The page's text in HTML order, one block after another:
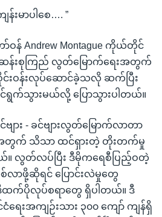
းမာပါစေ…. ”
န် Andrew Montague ကိုယ်တိုင်
ာင်ဆန်းစုကြည် လွတ်မြောက်ရေးအတွက်
ဝန်းလုပ်ဆောင်ခဲ့သလို ဆက်ပြီး
င်ရွက်သွားမယ်လို့ ပြောသွားပါတယ်။
ျား - ခင်ဗျားလွတ်မြောက်လာတာ
အတွက် သိသာ ထင်ရှားတဲ့ တိုးတက်မှု
ယ်။ လွတ်လပ်ပြီး ဒီမိုကရေစီပြည့်ဝတဲ့
စ်လာဖို့ဆိုရင် ပြောင်းလဲမှုတွေ
ပိုလုပ်စရာတွေ ရှိပါတယ်။ ဒီ
ရေးအကျဉ်းသား ၃၀၀ ကျော် ကျန်ရှိ